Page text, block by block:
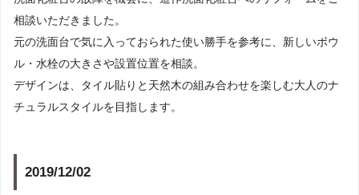
相談いただきました。
元の洗面台で気に入っておられた使い勝手を参考に、新しいボウ
ル・水栓の大きさや設置位置を相談。
デザインは、タイル貼りと天然木の組み合わせを楽しむ大人のナ
チュラルスタイルを目指します。
2019/12/02